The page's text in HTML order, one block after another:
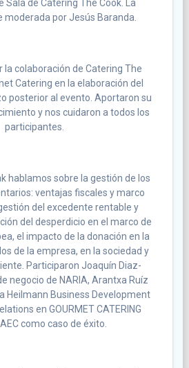
Sala de Catering The Cook. La
por Jesús Baranda.
la colaboración de Catering The
Catering en la elaboración del
posterior al evento. Aportaron su
y nos cuidaron a todos los
participantes.
hablamos sobre la gestión de los
ventajas fiscales y marco
del excedente rentable y
del desperdicio en el marco de
el impacto de la donación en la
de la empresa, en la sociedad y
Participaron Joaquín Diaz-
negocio de NARIA, Arantxa Ruíz
Heilmann Business Development
en GOURMET CATERING
como caso de éxito.